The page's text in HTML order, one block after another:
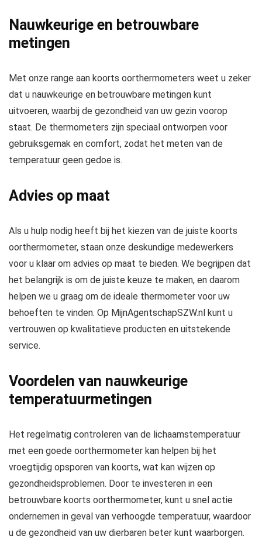
Nauwkeurige en betrouwbare
metingen
Met onze range aan koorts oorthermometers weet u zeker
dat u nauwkeurige en betrouwbare metingen kunt
uitvoeren, waarbij de gezondheid van uw gezin voorop
staat. De thermometers zijn speciaal ontworpen voor
gebruiksgemak en comfort, zodat het meten van de
temperatuur geen gedoe is.
Advies op maat
Als u hulp nodig heeft bij het kiezen van de juiste koorts
oorthermometer, staan onze deskundige medewerkers
voor u klaar om advies op maat te bieden. We begrijpen dat
het belangrijk is om de juiste keuze te maken, en daarom
helpen we u graag om de ideale thermometer voor uw
behoeften te vinden. Op MijnAgentschapSZW.nl kunt u
vertrouwen op kwalitatieve producten en uitstekende
service.
Voordelen van nauwkeurige
temperatuurmetingen
Het regelmatig controleren van de lichaamstemperatuur
met een goede oorthermometer kan helpen bij het
vroegtijdig opsporen van koorts, wat kan wijzen op
gezondheidsproblemen. Door te investeren in een
betrouwbare koorts oorthermometer, kunt u snel actie
ondernemen in geval van verhoogde temperatuur, waardoor
u de gezondheid van uw dierbaren beter kunt waarborgen.